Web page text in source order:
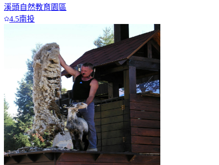
溪頭自然教育園區
4.5南投